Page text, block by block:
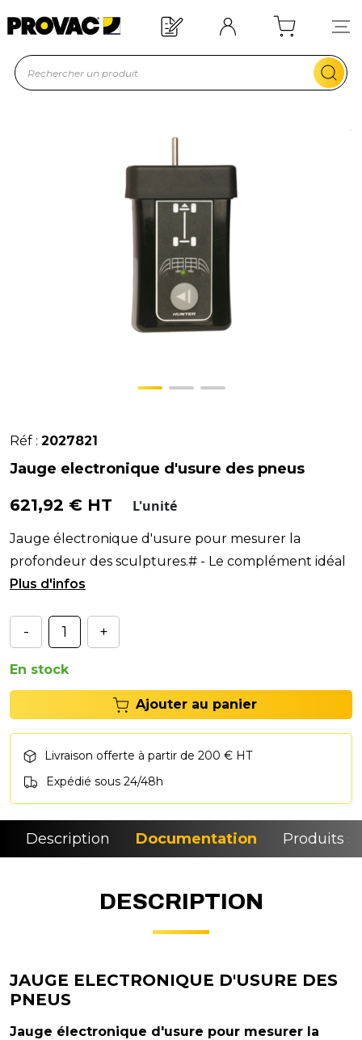
? Devis rapide !
Réf : 2027821
Jauge electronique d'usure des pneus
621,92 € HT L'unité
Jauge électronique d'usure pour mesurer la
profondeur des sculptures.# - Le complément idéal
de la fonction QUICK CHECK !
- +
En stock
Ajouter au panier
Livraison offerte à partir de 200 € HT
Expédié sous 24/48h
Description Documentation Produits
DESCRIPTION
JAUGE ELECTRONIQUE D'USURE DES
PNEUS
Jauge électronique d'usure pour mesurer la